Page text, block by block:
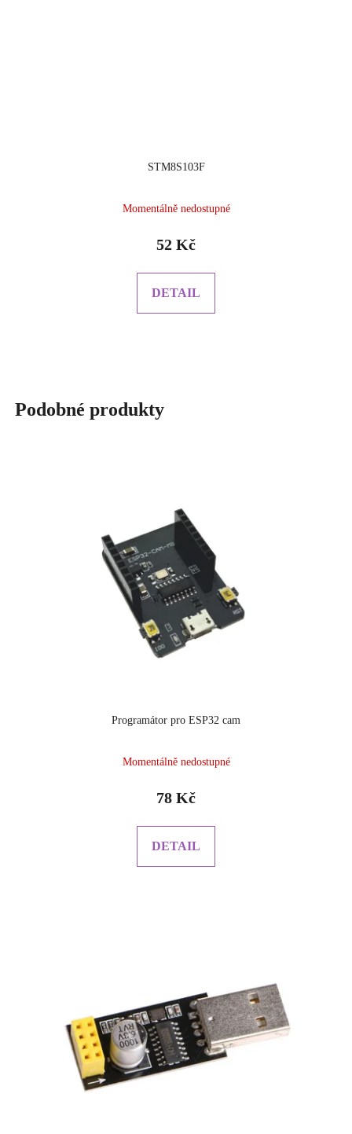
STM8S103F
Momentálně nedostupné
52 Kč
DETAIL
Podobné produkty
Programátor pro ESP32 cam
hodnocení
je
z
Momentálně nedostupné
78 Kč
DETAIL